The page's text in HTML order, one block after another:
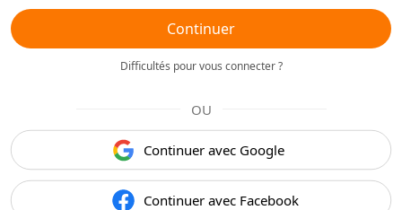
Continuer
Difficultés pour vous connecter ?
OU
Continuer avec Google
Continuer avec Facebook